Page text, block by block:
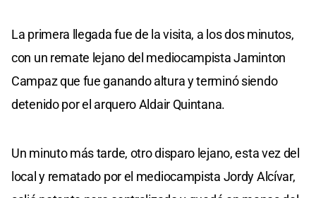
La primera llegada fue de la visita, a los dos minutos,
con un remate lejano del mediocampista Jaminton
Campaz que fue ganando altura y terminó siendo
detenido por el arquero Aldair Quintana.
Un minuto más tarde, otro disparo lejano, esta vez del
local y rematado por el mediocampista Jordy Alcívar,